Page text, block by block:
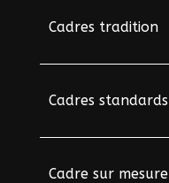
Cadres tradition
Cadres standards
Cadre sur mesure